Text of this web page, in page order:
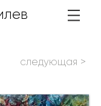
следующая >